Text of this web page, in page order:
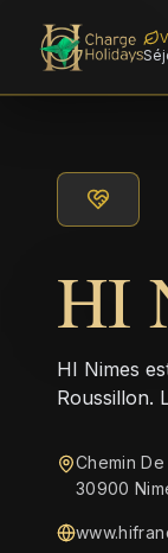
HI
HI Nimes
Roussillon.
Chemin
30900